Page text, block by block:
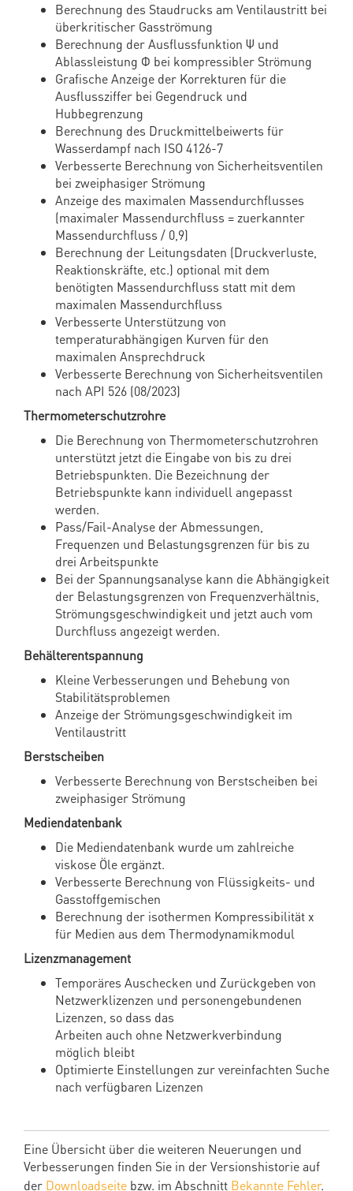
Berechnung des Staudrucks am Ventilaustritt bei
überkritischer Gasströmung
Berechnung der Ausflussfunktion Ψ und
Ablassleistung Φ bei kompressibler Strömung
Grafische Anzeige der Korrekturen für die
Ausflussziffer bei Gegendruck und
Hubbegrenzung
Berechnung des Druckmittelbeiwerts für
Wasserdampf nach ISO 4126-7
Verbesserte Berechnung von Sicherheitsventilen
bei zweiphasiger Strömung
Anzeige des maximalen Massendurchflusses
(maximaler Massendurchfluss = zuerkannter
Massendurchfluss / 0,9)
Berechnung der Leitungsdaten (Druckverluste,
Reaktionskräfte, etc.) optional mit dem
benötigten Massendurchfluss statt mit dem
maximalen Massendurchfluss
Verbesserte Unterstützung von
temperaturabhängigen Kurven für den
maximalen Ansprechdruck
Verbesserte Berechnung von Sicherheitsventilen
nach API 526 (08/2023)
Thermometerschutzrohre
Die Berechnung von Thermometerschutzrohren
unterstützt jetzt die Eingabe von bis zu drei
Betriebspunkten. Die Bezeichnung der
Betriebspunkte kann individuell angepasst
werden.
Pass/Fail-Analyse der Abmessungen,
Frequenzen und Belastungsgrenzen für bis zu
drei Arbeitspunkte
Bei der Spannungsanalyse kann die Abhängigkeit
der Belastungsgrenzen von Frequenzverhältnis,
Strömungsgeschwindigkeit und jetzt auch vom
Durchfluss angezeigt werden.
Behälterentspannung
Kleine Verbesserungen und Behebung von
Stabilitätsproblemen
Anzeige der Strömungsgeschwindigkeit im
Ventilaustritt
Berstscheiben
Verbesserte Berechnung von Berstscheiben bei
zweiphasiger Strömung
Mediendatenbank
Die Mediendatenbank wurde um zahlreiche
viskose Öle ergänzt.
Verbesserte Berechnung von Flüssigkeits- und
Gasstoffgemischen
Berechnung der isothermen Kompressibilität χ
für Medien aus dem Thermodynamikmodul
Lizenzmanagement
Temporäres Auschecken und Zurückgeben von
Netzwerklizenzen und personengebundenen
Lizenzen, so dass das
Arbeiten auch ohne Netzwerkverbindung
möglich bleibt
Optimierte Einstellungen zur vereinfachten Suche
nach verfügbaren Lizenzen
Eine Übersicht über die weiteren Neuerungen und
Verbesserungen finden Sie in der Versionshistorie auf
der Downloadseite bzw. im Abschnitt Bekannte Fehler.